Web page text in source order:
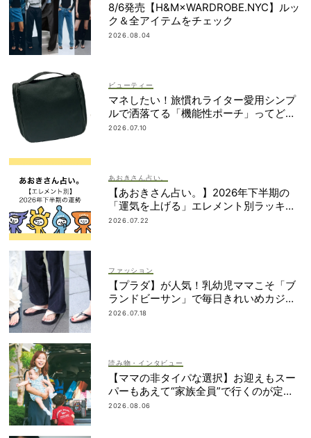
8/6発売【H&M×WARDROBE.NYC】ルッ
ク＆全アイテムをチェック
2026.08.04
ビューティー
マネしたい！旅慣れライター愛用シンプ
ルで洒落てる「機能性ポーチ」ってどこ
の？
2026.07.10
あおきさん占い。
【あおきさん占い。】2026年下半期の
「運気を上げる」エレメント別ラッキー
アクション総まとめ｜
2026.07.22
ファッション
【プラダ】が人気！乳幼児ママこそ「ブ
ランドビーサン」で毎日きれいめカジュ
アルが叶う
2026.07.18
読み物・インタビュー
【ママの非タイパな選択】お迎えもスー
パーもあえて“家族全員”で行くのが定
番！
2026.08.06